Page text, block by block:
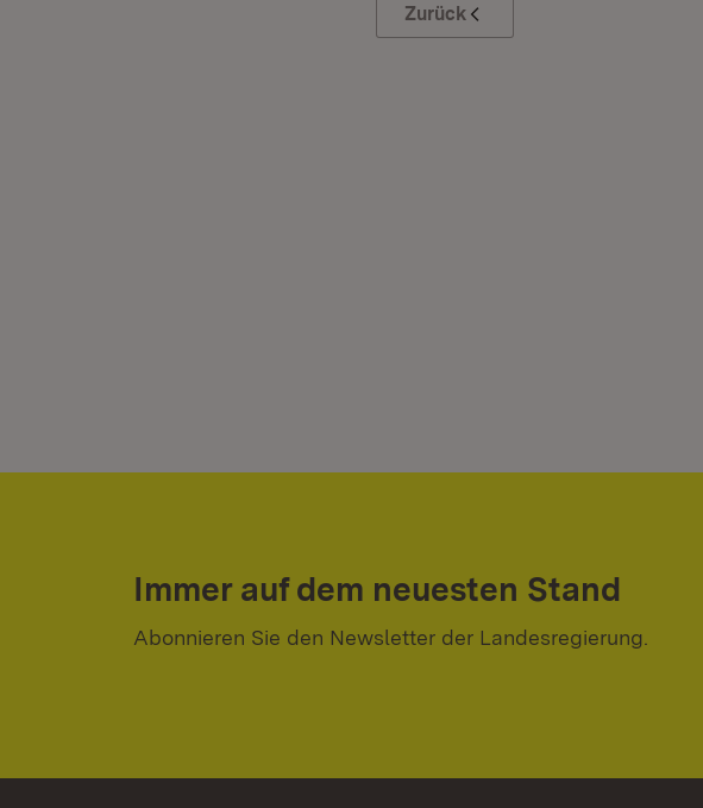
Zurück
Immer auf dem neuesten Stand
Abonnieren Sie den Newsletter der Landesregierung.